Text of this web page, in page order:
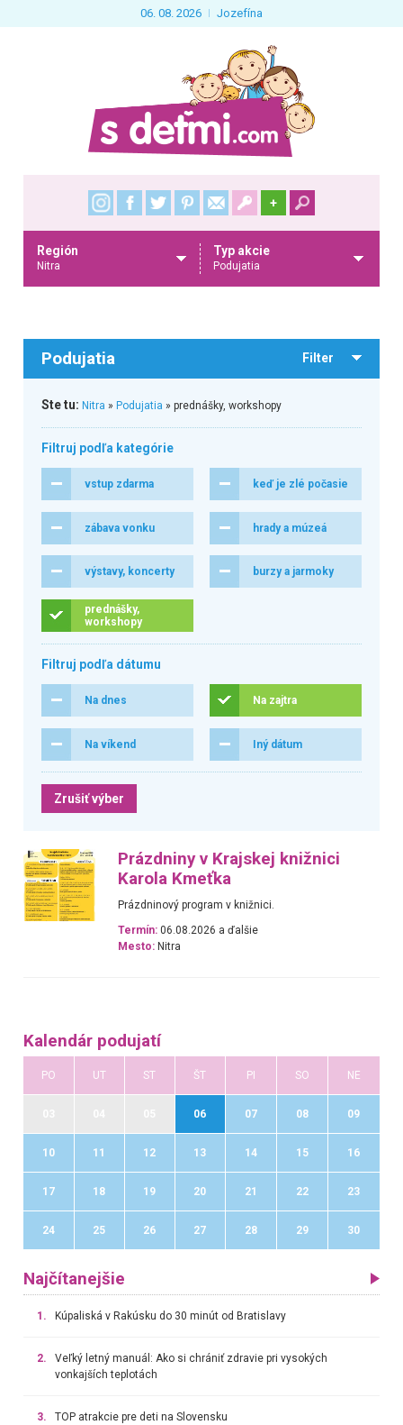
06. 08. 2026 Jozefína
+
Región
Nitra
Typ akcie
Podujatia
Podujatia Filter
Ste tu: Nitra » Podujatia » prednášky, workshopy
Filtruj podľa kategórie
vstup zdarma keď je zlé počasie
zábava vonku hrady a múzeá
výstavy, koncerty burzy a jarmoky
prednášky,
workshopy
Filtruj podľa dátumu
Na dnes Na zajtra
Na víkend Iný dátum
Zrušiť výber
Prázdniny v Krajskej knižnici
Karola Kmeťka
Prázdninový program v knižnici.
Termín: 06.08.2026 a ďalšie
Mesto: Nitra
Kalendár podujatí
PO UT ST ŠT PI SO NE
06 07 08 09
10 11 12 13 14 15 16
17 18 19 20 21 22 23
24 25 26 27 28 29 30
Najčítanejšie
1. Kúpaliská v Rakúsku do 30 minút od Bratislavy
2.
Veľký letný manuál: Ako si chrániť zdravie pri vysokých
vonkajších teplotách
3. TOP atrakcie pre deti na Slovensku